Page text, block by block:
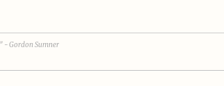
- Gordon Sumner